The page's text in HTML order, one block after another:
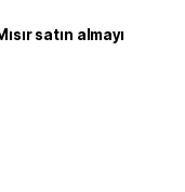
satın almayı